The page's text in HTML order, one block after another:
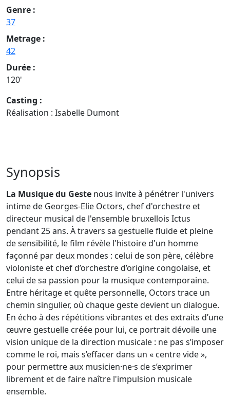
Genre :
37
Metrage :
42
Durée :
120'
Casting :
Réalisation : Isabelle Dumont
Synopsis
La Musique du Geste nous invite à pénétrer l'univers
intime de Georges-Elie Octors, chef d'orchestre et
directeur musical de l'ensemble bruxellois Ictus
pendant 25 ans. À travers sa gestuelle fluide et pleine
de sensibilité, le film révèle l'histoire d'un homme
façonné par deux mondes : celui de son père, célèbre
violoniste et chef d’orchestre d’origine congolaise, et
celui de sa passion pour la musique contemporaine.
Entre héritage et quête personnelle, Octors trace un
chemin singulier, où chaque geste devient un dialogue.
En écho à des répétitions vibrantes et des extraits d’une
œuvre gestuelle créée pour lui, ce portrait dévoile une
vision unique de la direction musicale : ne pas s’imposer
comme le roi, mais s’effacer dans un « centre vide »,
pour permettre aux musicien·ne·s de s’exprimer
librement et de faire naître l'impulsion musicale
ensemble.